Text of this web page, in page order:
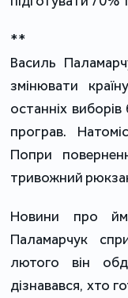
**
Василь
змінювати
останніх
програв.
Попри
тривожний
Новини про
Паламарчук
лютого він
дізнавався, хто